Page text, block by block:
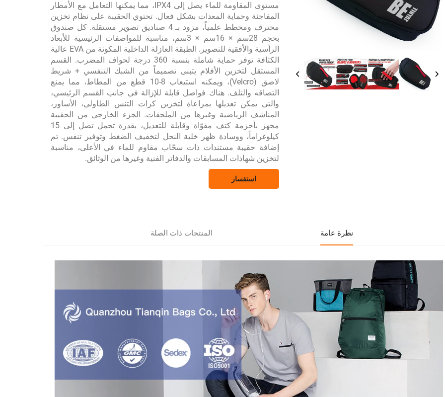
مستوى المقاومة للماء يصل إلى IPX4، مما يمكنها التعامل مع الأمطار
المفاجئة وحماية المعدات بشكل فعال. تحتوي الحقيبة على نظام تخزين
محترف ومخطط علمياً، مزود بـ 4 صناديق تصوير مستقلة. كل صندوق
بحجم 28سم × 16سم × 3سم، مناسبة للمواصفات الرئيسية للأبعاد
الرأسية والأفقية للتصوير. الطبقة العازلة الداخلية المكونة من EVA عالية
الكثافة توفر حماية شاملة بنسبة 360 درجة لحواف المضرب. القسم
المستقل لتخزين الأفلام يتبنى تصميماً من الشبك التنفسي + شريط
لاصق (Velcro)، ويمكنه استيعاب 8-10 قطع من المطاط، مما يمنع
التصاقه والتلف. هناك فواصل قابلة للإزالة في جانب القسم الرئيسي،
والتي يمكن تعديلها بمراعاة لتخزين كرات التنس الطاولي، الأساور،
المناشف الرياضية وغيرها من الملحقات. الجزء الخارجي من الحقيبة
مجهز بأحزمة كتف مقوّاة وقابلة للتعديل، بقدرة تحمل تصل إلى 15
كيلوغراماً، ووسادة ظهر خلية النحل لتخفيف الضغط وتوفير تنفس. تم
إضافة حقيبة مستندات ذات سحّاب مقاوم للماء في الأعلى، مناسبة
لتخزين شهادات المسابقات والدفاتر الفنية وغيرها من الوثائق.
استفسار
نظرة عامة المنتجات ذات الصلة